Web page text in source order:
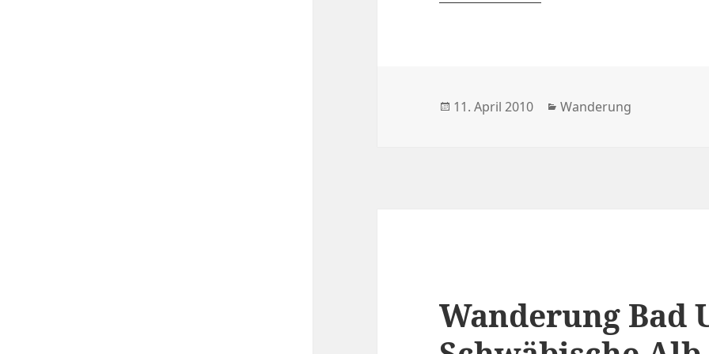
Veröffentlicht
11. April 2010 Kategorien
Wanderung
Wanderung Bad